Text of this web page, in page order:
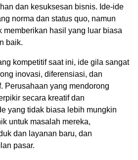
dan kesuksesan bisnis. Ide-ide
norma dan status quo, namun
memberikan hasil yang luar biasa
baik.
kompetitif saat ini, ide gila sangat
inovasi, diferensiasi, dan
Perusahaan yang mendorong
secara kreatif dan
yang tidak biasa lebih mungkin
untuk masalah mereka,
dan layanan baru, dan
pasar.